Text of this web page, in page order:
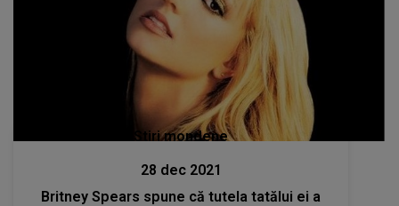
Stiri mondene
28 dec 2021
Britney Spears spune că tutela tatălui ei a